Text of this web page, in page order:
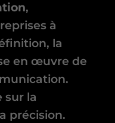
,
à
la
en œuvre de
sur la
précision.